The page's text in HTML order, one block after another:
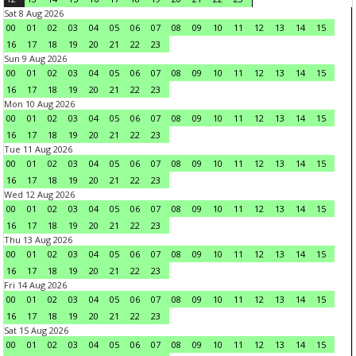
Sat 8 Aug 2026
00
01 02 03 04 05 06 07 08 09 10 11 12 13 14
15
16
17 18 19 20 21 22
23
Sun 9 Aug 2026
00
01 02 03 04 05 06 07 08 09 10 11 12 13 14
15
16
17 18 19 20 21 22
23
Mon 10 Aug 2026
00
01 02 03 04 05 06 07 08 09 10 11 12 13 14
15
16
17 18 19 20 21 22
23
Tue 11 Aug 2026
00
01 02 03 04 05 06 07 08 09 10 11 12 13 14
15
16
17 18 19 20 21 22
23
Wed 12 Aug 2026
00
01 02 03 04 05 06 07 08 09 10 11 12 13 14
15
16
17 18 19 20 21 22
23
Thu 13 Aug 2026
00
01 02 03 04 05 06 07 08 09 10 11 12 13 14
15
16
17 18 19 20 21 22
23
Fri 14 Aug 2026
00
01 02 03 04 05 06 07 08 09 10 11 12 13 14
15
16
17 18 19 20 21 22
23
Sat 15 Aug 2026
00
01 02 03 04 05 06 07 08 09 10 11 12 13 14
15